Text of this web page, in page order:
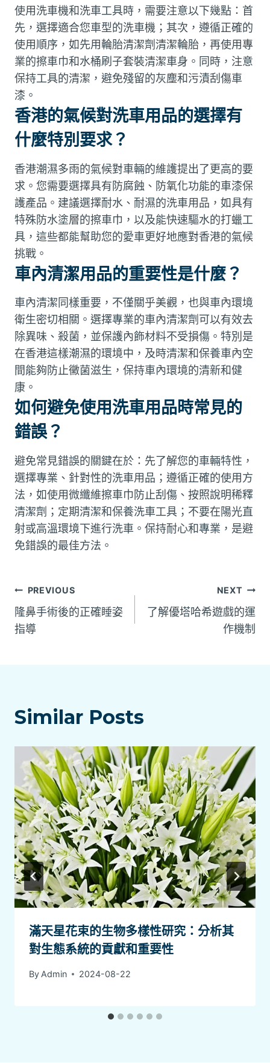
使用洗車機和洗車工具時，需要注意以下幾點：首
先，選擇適合您車型的洗車機；其次，遵循正確的
使用順序，如先用輪胎清潔劑清潔輪胎，再使用專
業的擦車巾和水桶刷子套裝清潔車身。同時，注意
保持工具的清潔，避免殘留的灰塵和污漬刮傷車
漆。
香港的氣候對洗車用品的選擇有
什麼特別要求？
香港潮濕多雨的氣候對車輛的維護提出了更高的要
求。您需要選擇具有防腐蝕、防氧化功能的車漆保
護產品。建議選擇耐水、耐濕的洗車用品，如具有
特殊防水塗層的擦車巾，以及能快速驅水的打蠟工
具，這些都能幫助您的愛車更好地應對香港的氣候
挑戰。
車內清潔用品的重要性是什麼？
車內清潔同樣重要，不僅關乎美觀，也與車內環境
衛生密切相關。選擇專業的車內清潔劑可以有效去
除異味、殺菌，並保護內飾材料不受損傷。特別是
在香港這樣潮濕的環境中，及時清潔和保養車內空
間能夠防止黴菌滋生，保持車內環境的清新和健
康。
如何避免使用洗車用品時常見的
錯誤？
避免常見錯誤的關鍵在於：先了解您的車輛特性，
選擇專業、針對性的洗車用品；遵循正確的使用方
法，如使用微纖維擦車巾防止刮傷、按照說明稀釋
清潔劑；定期清潔和保養洗車工具；不要在陽光直
射或高溫環境下進行洗車。保持耐心和專業，是避
免錯誤的最佳方法。
文
章
PREVIOUS
隆鼻手術後的正確睡姿
指導
NEXT
了解優塔哈希遊戲的運
作機制
Similar Posts
滿天星花束的生物多樣性研究：分析其
對生態系統的貢獻和重要性
By Admin 2024-08-22